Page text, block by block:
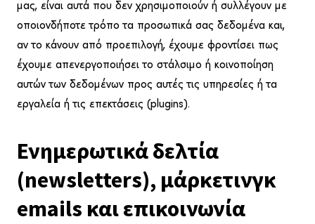
μας, είναι αυτά που δεν χρησιμοποιούν ή συλλέγουν με
οποιονδήποτε τρόπο τα προσωπικά σας δεδομένα και,
αν το κάνουν από προεπιλογή, έχουμε φροντίσει πως
έχουμε απενεργοποιήσει το στάλσιμο ή κοινοποίηση
αυτών των δεδομένων προς αυτές τις υπηρεσίες ή τα
εργαλεία ή τις επεκτάσεις (plugins).
Ενημερωτικά δελτία
(newsletters), μάρκετινγκ
emails και επικοινωνία